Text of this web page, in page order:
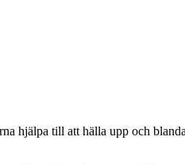
hjälpa till att hälla upp och